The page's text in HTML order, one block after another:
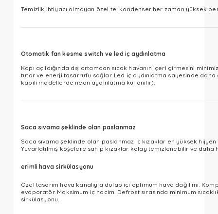
Temizlik ihtiyacı olmayan özel tel kondenser her zaman yüksek
Otomatik fan kesme switch ve led iç aydınlatma
Kapı açıldığında dış ortamdan sıcak havanın içeri girmesini
tutar ve enerji tasarrufu sağlar. Led iç aydınlatma sayesinde
kapılı modellerde neon aydınlatma kullanılır)​​​​​​​​​​​​​​​​​​​​​​​​​​.​​​​​​​​​​​​​​
Saca sıvama şeklinde olan paslanmaz
Saca sıvama şeklinde olan paslanmaz iç kızaklar en yüksek
Yuvarlatılmış köşelere sahip kızaklar kolay temizlenebilir ve daha
erimli hava sirkülasyonu
Özel tasarım hava kanalıyla dolap içi optimum hava dağılımı.
evaporatör. Maksimum iç hacim. Defrost sırasında minimum
sirkülasyonu.​​​​​​​​​​​​​​​​​​​​​